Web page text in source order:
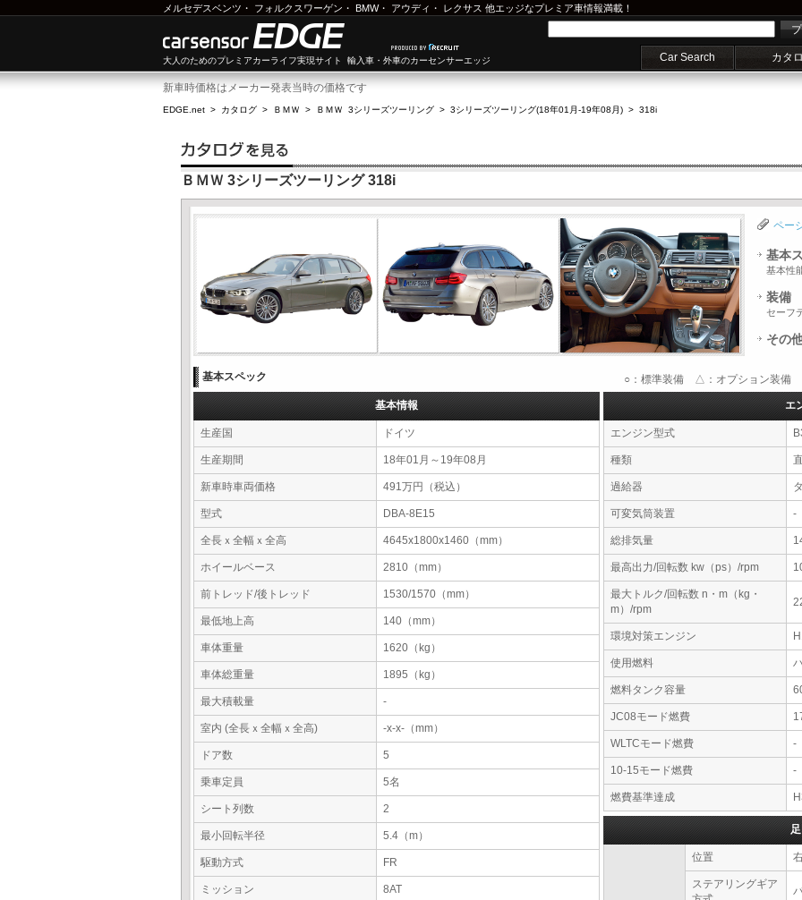
メルセデスベンツ ・ フォルクスワーゲン ・ BMW・ アウディ ・ レクサス 他エッジなプレミア車情報満載！
大人のためのプレミアカーライフ実現サイト 輸入車・外車のカーセンサーエッジ Car Search カタ
新車時価格はメーカー発表当時の価格です
EDGE.net > カタログ > ＢＭＷ > ＢＭＷ 3シリーズツーリング > 3シリーズツーリング(18年01月-19年08月) > 318i
ＢＭＷ 3シリーズツーリング 318i
ペー
基本
基本性
装備
セーフ
その
基本スペック ○：標準装備 △：オプション装備 -
基本情報
生産国 ドイツ
生産期間 18年01月～19年08月
新車時車両価格 491万円（税込）
型式 DBA-8E15
全長ｘ全幅ｘ全高 4645x1800x1460（mm）
ホイールベース 2810（mm）
前トレッド/後トレッド 1530/1570（mm）
最低地上高 140（mm）
車体重量 1620（kg）
車体総重量 1895（kg）
最大積載量 -
室内 (全長ｘ全幅ｘ全高) -x-x-（mm）
ドア数 5
乗車定員 5名
シート列数 2
最小回転半径 5.4（m）
駆動方式 FR
ミッション 8AT
エ
エンジン型式
種類
過給器
可変気筒装置 -
総排気量
最高出力/回転数 kw（ps）/rpm
最大トルク/回転数 n・m（kg・
m）/rpm
環境対策エンジン
使用燃料
燃料タンク容量
JC08モード燃費
WLTCモード燃費 -
10-15モード燃費 -
燃費基準達成
位置
ステアリングギア